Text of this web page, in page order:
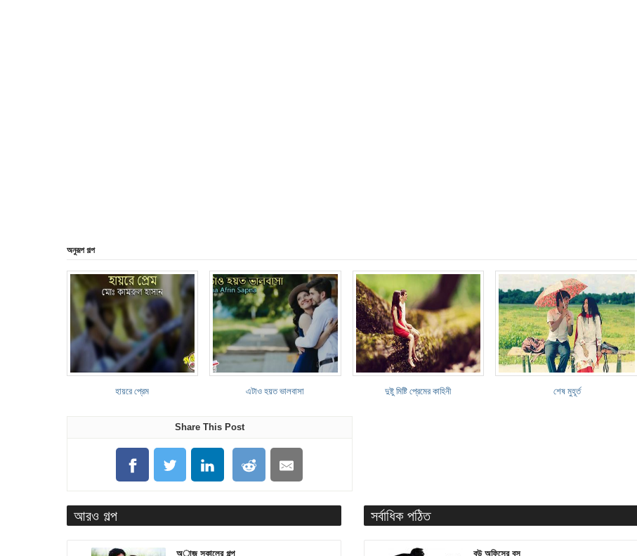
অনুরূপ গল্প
হায়রে প্রেম এটাও হয়ত ভালবাসা দুষ্টু মিষ্টি প্রেমের কাহিনী শেষ মুহূর্ত
Share This Post
আরও গল্প
অাজ সকালের গল্প
সর্বাধিক পঠিত
বউ অফিসের বস